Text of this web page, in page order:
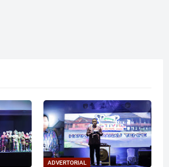
ADVERTORIAL